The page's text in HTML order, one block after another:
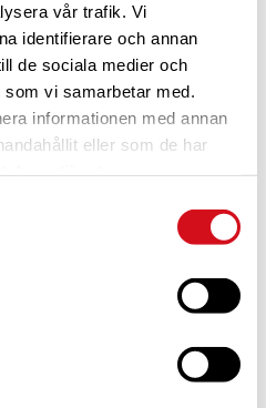
vår trafik. Vi
identifierare och annan
de sociala medier och
vi samarbetar med.
informationen med annan
eller som de har
medlemTa del av alla förmåner.
idag.